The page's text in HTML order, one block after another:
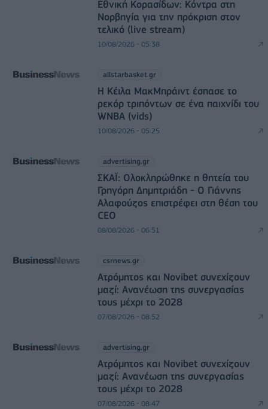
Εθνική Κορασίδων: Κόντρα στη
Νορβηγία για την πρόκριση στον
τελικό (live stream)
10/08/2026 - 05:38
allstarbasket.gr
Η Κέιλα ΜακΜπράιντ έσπασε το
ρεκόρ τριπόντων σε ένα παιχνίδι του
WNBA (vids)
10/08/2026 - 05:25
advertising.gr
ΣΚΑΪ: Ολοκληρώθηκε η θητεία του
Γρηγόρη Δημητριάδη - Ο Γιάννης
Αλαφούζος επιστρέφει στη θέση του
CEO
08/08/2026 - 06:51
csrnews.gr
Ατρόμητος και Novibet συνεχίζουν
μαζί: Ανανέωση της συνεργασίας
τους μέχρι το 2028
07/08/2026 - 08:52
advertising.gr
Ατρόμητος και Novibet συνεχίζουν
μαζί: Ανανέωση της συνεργασίας
τους μέχρι το 2028
07/08/2026 - 08:47